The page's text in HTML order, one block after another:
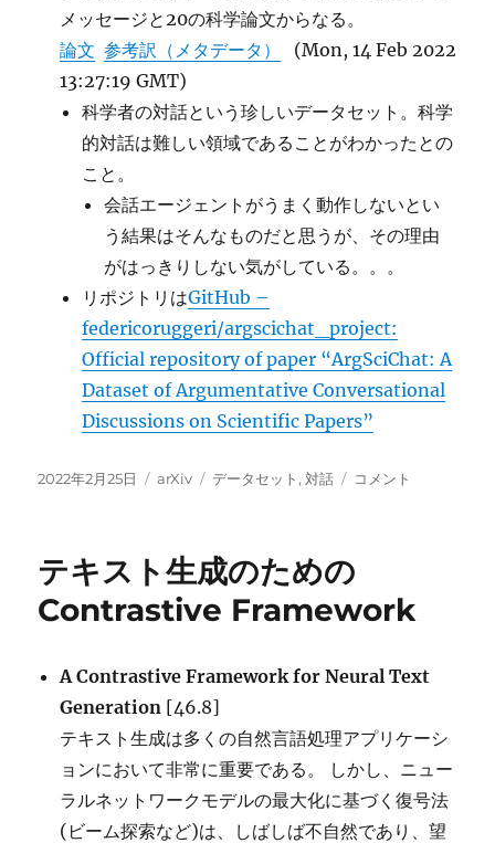
メッセージと20の科学論文からなる。
論文 参考訳（メタデータ）
(Mon, 14 Feb 2022
13:27:19 GMT)
科学者の対話という珍しいデータセット。科学
的対話は難しい領域であることがわかったとの
こと。
会話エージェントがうまく動作しないとい
う結果はそんなものだと思うが、その理由
がはっきりしない気がしている。。。
リポジトリはGitHub –
federicoruggeri/argscichat_project:
Official repository of paper “ArgSciChat: A
Dataset of Argumentative Conversational
Discussions on Scientific Papers”
投
2022年2月25日
カ
ー
arXiv
タ
データセット ,対話
ArgSciChat:
文
対
し
議
対
話
デ
コメント
テキスト生成のための
Contrastive Framework
A Contrastive Framework for Neural Text
Generation [46.8]
テキスト生成は多くの自然言語処理アプリケーシ
ョンにおいて非常に重要である。 しかし、ニュー
ラルネットワークモデルの最大化に基づく復号法
(ビーム探索など)は、しばしば不自然であり、望